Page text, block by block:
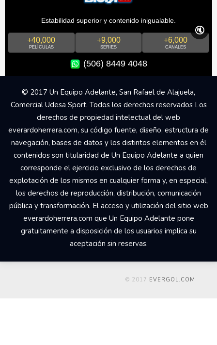
Estabilidad superior y contenido inigualable.
+40,000
PELÍCULAS
+9,000
SERIES
+6,000
CANALES
(506) 8449 4048
🔇
© 2017 Un Equipo Adelante, San Rafael de Alajuela,
Comercial Udesa Sport. Todos los derechos reservados Los
derechos de propiedad intelectual del web
everardoherrera.com, su código fuente, diseño, estructura de
navegación, bases de datos y los distintos elementos en él
contenidos son titularidad de Un Equipo Adelante a quien
corresponde el ejercicio exclusivo de los derechos de
explotación de los mismos en cualquier forma y, en especial,
los derechos de reproducción, distribución, comunicación
pública y transformación. El acceso y utilización del sitio web
everardoherrera.com que Un Equipo Adelante pone
gratuitamente a disposición de los usuarios implica su
aceptación sin reservas.
© 2017 EVERGOL.COM